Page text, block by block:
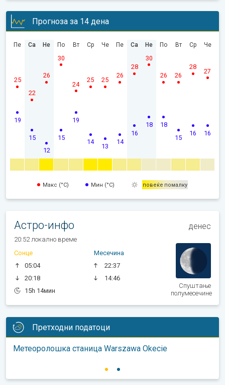
Прогноза за 14 дена
Пе
19
25
Са
15
22
Не
12
26
По
15
30
Вт
19
24
Ср
14
25
Че
13
25
Пе
14
26
Са
16
28
Не
18
30
По
18
26
Вт
15
26
Ср
16
28
Че
16
27
Макс (°C) Мин (°C) повеќе помалку
Астро-инфо денес
20:52 локално време
Сонце
05:04
20:18
15h 14мин
Месечина
22:37
14:46
Спуштање
полумесечине
Претходни податоци
Метеоролошка станица Warszawa Okecie